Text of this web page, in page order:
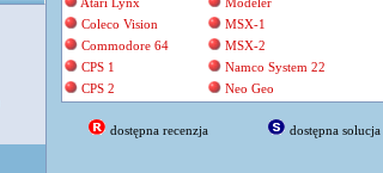
Coleco Vision
Commodore 64
CPS 1
CPS 2
MSX-1
MSX-2
Namco System 22
Neo Geo
dostępna recenzja dostępna solucja